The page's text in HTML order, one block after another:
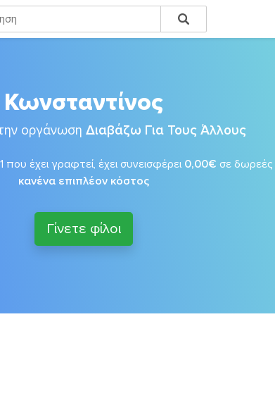
Κωνσταντίνος
οργάνωση Διαβάζω Για Τους Άλλους
έχει γραφτεί, έχει συνεισφέρει 0,00€ σε δωρεές
κανένα επιπλέον κόστος
Γίνετε φίλοι